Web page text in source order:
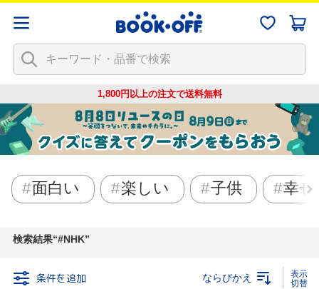
1,800円以上の注文で送料無料
面白い 楽しい 子供 幸せ
検索結果 #NHK
条件を追加 ならびかえ